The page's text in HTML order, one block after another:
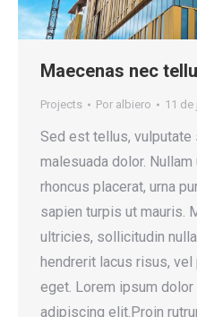
Maecenas nec
Projects Por albiero 11 de
Sed est tellus, vulputate
malesuada dolor.
rhoncus placerat, urna
sapien turpis ut mauris.
ultricies, sollicitudin
hendrerit lacus risus, vel
eget. Lorem ipsum
adipiscing elit.Proin